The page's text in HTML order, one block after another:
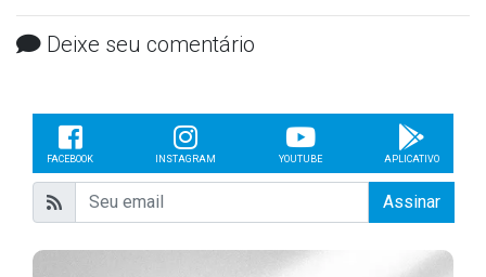
Deixe seu comentário
FACEBOOK INSTAGRAM YOUTUBE APLICATIVO
Assinar